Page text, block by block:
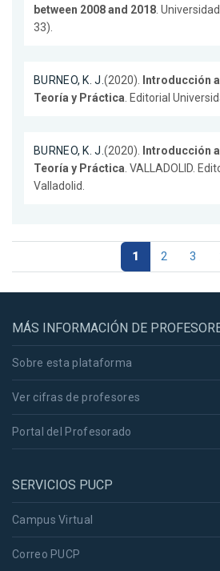
between 2008 and 2018.
33).
BURNEO, K. J.(2020). Introducción
Teoría y Práctica. Editorial
BURNEO, K. J.(2020). Introducción
Teoría y Práctica. VALLADOLID.
Valladolid.
1 2 3
MÁS INFORMACIÓN DE
Sobre esta plataforma
Ver cifras de profesores
Portal del Profesorado
SERVICIOS PUCP
Campus Virtual
Correo PUCP